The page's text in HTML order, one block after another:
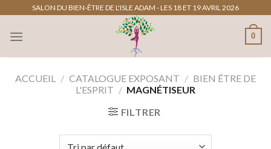
contenu
SALON DU BIEN-ÊTRE DE L'ISLE ADAM - LES 18 ET 19 AVRIL 2026
0
ACCUEIL / CATALOGUE EXPOSANT / BIEN ÊTRE DE
L'ESPRIT / MAGNÉTISEUR
FILTRER